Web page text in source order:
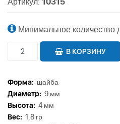
Минимальное количество
В КОРЗИНУ
Форма: шайба
Диаметр: 9 мм
Высота: 4 мм
Вес: 1,8 гр